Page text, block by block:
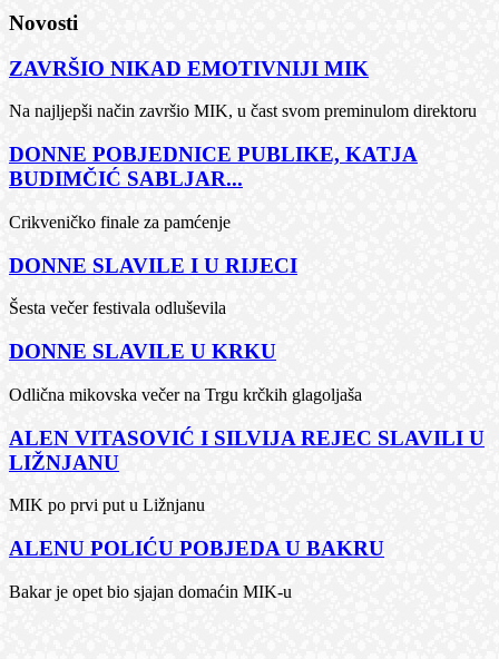
Novosti
ZAVRŠIO NIKAD EMOTIVNIJI MIK
Na najljepši način završio MIK, u čast svom preminulom direktoru
DONNE POBJEDNICE PUBLIKE, KATJA
BUDIMČIĆ SABLJAR...
Crikveničko finale za pamćenje
DONNE SLAVILE I U RIJECI
Šesta večer festivala odluševila
DONNE SLAVILE U KRKU
Odlična mikovska večer na Trgu krčkih glagoljaša
ALEN VITASOVIĆ I SILVIJA REJEC SLAVILI U
LIŽNJANU
MIK po prvi put u Ližnjanu
ALENU POLIĆU POBJEDA U BAKRU
Bakar je opet bio sjajan domaćin MIK-u